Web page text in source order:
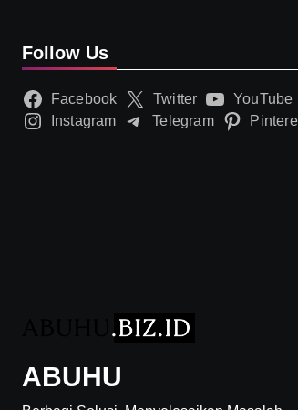
Follow Us
Facebook Twitter
YouTube
Instagram
Telegram
ABUHU